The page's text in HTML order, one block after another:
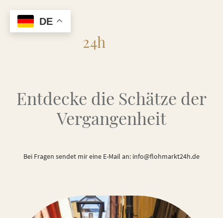
24h
Entdecke die Schätze der
Vergangenheit
Bei Fragen sendet mir eine E-Mail an: info@flohmarkt24h.de
DE